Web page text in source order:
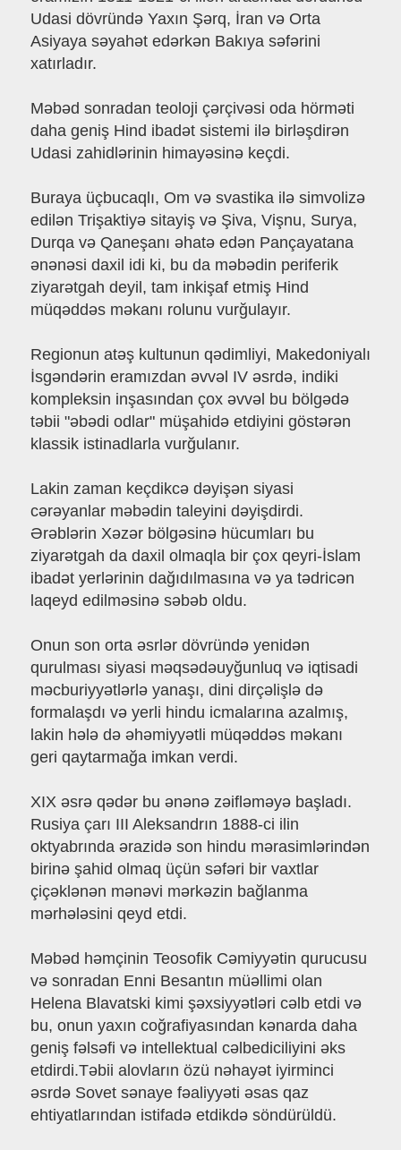
Udasi dövründə Yaxın Şərq, İran və Orta
Asiyaya səyahət edərkən Bakıya səfərini
xatırladır.
Məbəd sonradan teoloji çərçivəsi oda hörməti
daha geniş Hind ibadət sistemi ilə birləşdirən
Udasi zahidlərinin himayəsinə keçdi.
Buraya üçbucaqlı, Om və svastika ilə simvolizə
edilən Trişaktiyə sitayiş və Şiva, Vişnu, Surya,
Durqa və Qaneşanı əhatə edən Pançayatana
ənənəsi daxil idi ki, bu da məbədin periferik
ziyarətgah deyil, tam inkişaf etmiş Hind
müqəddəs məkanı rolunu vurğulayır.
Regionun atəş kultunun qədimliyi, Makedoniyalı
İsgəndərin eramızdan əvvəl IV əsrdə, indiki
kompleksin inşasından çox əvvəl bu bölgədə
təbii "əbədi odlar" müşahidə etdiyini göstərən
klassik istinadlarla vurğulanır.
Lakin zaman keçdikcə dəyişən siyasi
cərəyanlar məbədin taleyini dəyişdirdi.
Ərəblərin Xəzər bölgəsinə hücumları bu
ziyarətgah da daxil olmaqla bir çox qeyri-İslam
ibadət yerlərinin dağıdılmasına və ya tədricən
laqeyd edilməsinə səbəb oldu.
Onun son orta əsrlər dövründə yenidən
qurulması siyasi məqsədəuyğunluq və iqtisadi
məcburiyyətlərlə yanaşı, dini dirçəlişlə də
formalaşdı və yerli hindu icmalarına azalmış,
lakin hələ də əhəmiyyətli müqəddəs məkanı
geri qaytarmağa imkan verdi.
XIX əsrə qədər bu ənənə zəifləməyə başladı.
Rusiya çarı III Aleksandrın 1888-ci ilin
oktyabrında ərazidə son hindu mərasimlərindən
birinə şahid olmaq üçün səfəri bir vaxtlar
çiçəklənən mənəvi mərkəzin bağlanma
mərhələsini qeyd etdi.
Məbəd həmçinin Teosofik Cəmiyyətin qurucusu
və sonradan Enni Besantın müəllimi olan
Helena Blavatski kimi şəxsiyyətləri cəlb etdi və
bu, onun yaxın coğrafiyasından kənarda daha
geniş fəlsəfi və intellektual cəlbediciliyini əks
etdirdi.Təbii alovların özü nəhayət iyirminci
əsrdə Sovet sənaye fəaliyyəti əsas qaz
ehtiyatlarından istifadə etdikdə söndürüldü.